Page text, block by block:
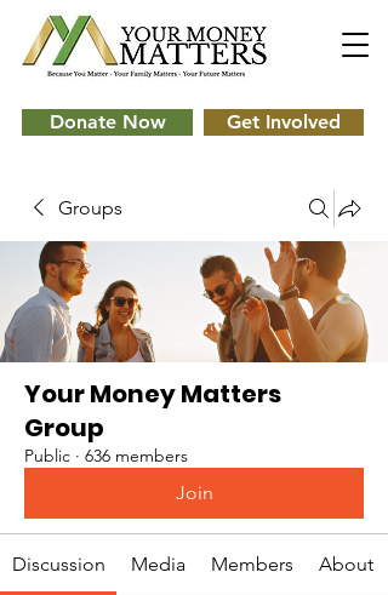
Donate Now Get Involved
Groups
Your Money Matters
Group
Public · 636 members
Join
Discussion Media Members About